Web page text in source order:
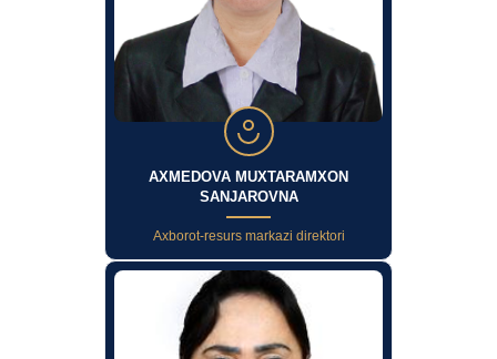
AXMEDOVA MUXTARAMXON
SANJAROVNA
Axborot-resurs markazi direktori